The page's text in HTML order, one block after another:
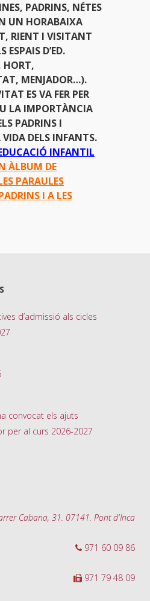
PADRINS, NÉTES
UN HORABAIXA
RIENT I VISITANT
ESPAIS D’ED.
HORT,
MENJADOR…).
ES VA FER PER
LA IMPORTÀNCIA
PADRINS I
VIDA DELS INFANTS.
INFANTIL
ÀLBUM DE
PARAULES
I A LES
d’admissió als cicles
convocat els ajuts
per al curs 2026-2027
Cabana, 31. 07141. Pont d'Inca
971 60 09 86
971 79 48 09